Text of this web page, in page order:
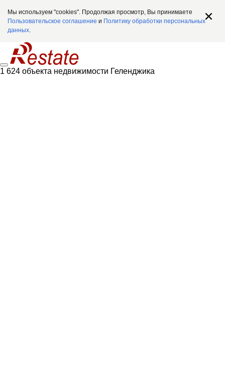
Мы используем "cookies". Продолжая просмотр, Вы принимаете
Пользовательское соглашение и Политику обработки персональных
данных.
1 624 объекта недвижимости Геленджика